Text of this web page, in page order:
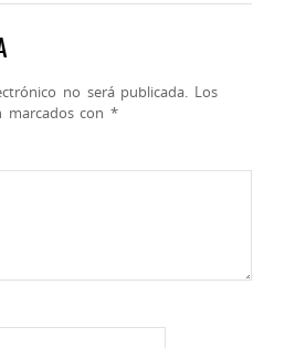
no será publicada. Los
marcados con *